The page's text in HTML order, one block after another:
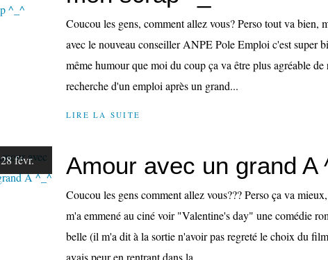
Coucou les gens, comment allez vous? Perso tout va bien,
avec le nouveau conseiller ANPE Pole Emploi c'est super
même humour que moi du coup ça va être plus agréable de
recherche d'un emploi après un grand...
LIRE LA SUITE
28 févr. Amour avec un grand A
Coucou les gens comment allez vous??? Perso ça va
m'a emmené au ciné voir "Valentine's day" une comédie
belle (il m'a dit à la sortie n'avoir pas regreté le choix du
avais peur en rentrant dans la...